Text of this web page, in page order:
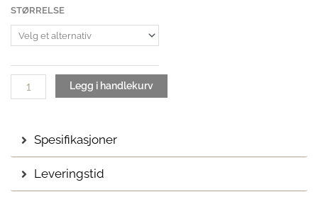
STØRRELSE
C69E
RY
Legg i handlekurv
Spesifikasjoner
Leveringstid